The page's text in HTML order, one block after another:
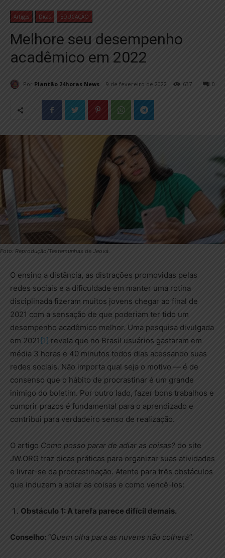
Artigos Dicas EDUCAÇÃO
Melhore seu desempenho
acadêmico em 2022
Por Plantão 24horas News 9 de fevereiro de 2022 0
637
Foto: Reprodução/Testemunhas de Jeová.
O ensino a distância, as distrações promovidas pelas
redes sociais e a dificuldade em manter uma rotina
disciplinada fizeram muitos jovens chegar ao final de
2021 com a sensação de que poderiam ter tido um
desempenho acadêmico melhor. Uma pesquisa divulgada
em 2021 [1] revela que no Brasil usuários gastaram em
média 3 horas e 40 minutos todos dias acessando suas
redes sociais. Não importa qual seja o motivo — é de
consenso que o hábito de procrastinar é um grande
inimigo do boletim. Por outro lado, fazer bons trabalhos e
cumprir prazos é fundamental para o aprendizado e
contribui para verdadeiro senso de realização.
O artigo Como posso parar de adiar as coisas? do site
JW.ORG traz dicas práticas para organizar suas atividades
e livrar-se da procrastinação. Atente para três obstáculos
que induzem a adiar as coisas e como vencê-los:
Obstáculo 1: A tarefa parece difícil demais.
Conselho: “Quem olha para as nuvens não colherá”.